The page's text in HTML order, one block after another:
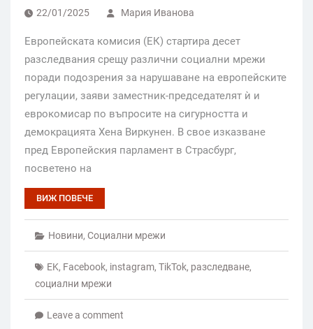
22/01/2025 Мария Иванова
Европейската комисия (ЕК) стартира десет
разследвания срещу различни социални мрежи
поради подозрения за нарушаване на европейските
регулации, заяви заместник-председателят ѝ и
еврокомисар по въпросите на сигурността и
демокрацията Хена Виркунен. В свое изказване
пред Европейския парламент в Страсбург,
посветено на
ВИЖ ПОВЕЧЕ
Новини, Социални мрежи
EK, Facebook, instagram, TikTok, разследване,
социални мрежи
Leave a comment